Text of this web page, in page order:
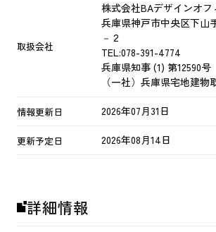
取扱会社
株式会社BAデザインオフ
兵庫県神戸市中央区下山
－２
TEL:078-391-4774
兵庫県知事 (1) 第12590号
（一社）兵庫県宅地建物
情報更新日 2026年07月31日
更新予定日 2026年08月14日
詳細情報